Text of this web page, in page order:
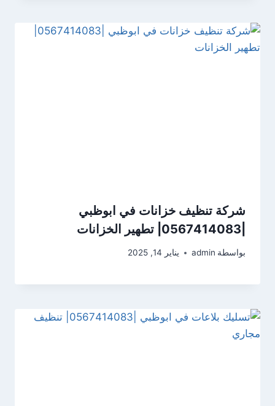
شركة تنظيف خزانات في ابوظبي
بواسطة admin يناير 14, 2025